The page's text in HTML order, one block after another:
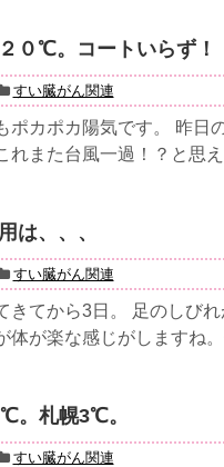
０℃。コートいらず！
すい臓がん関連
ポカポカ陽気です。 昨日
れまた台風一過！？と思
は、、、
すい臓がん関連
きてから3日。 足のしび
体が楽な感じがしますね
。札幌3℃。
すい臓がん関連